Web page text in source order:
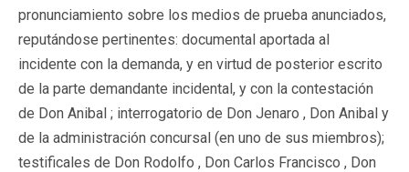
pronunciamiento sobre los medios de prueba anunciados,
reputándose pertinentes: documental aportada al
incidente con la demanda, y en virtud de posterior escrito
de la parte demandante incidental, y con la contestación
de Don Anibal ; interrogatorio de Don Jenaro , Don Anibal y
de la administración concursal (en uno de sus miembros);
testificales de Don Rodolfo , Don Carlos Francisco , Don